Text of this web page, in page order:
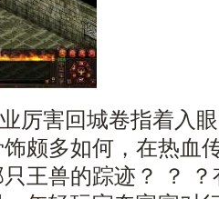
厉害回城卷指着入
颇多如何，在热血
王兽的踪迹？ ？